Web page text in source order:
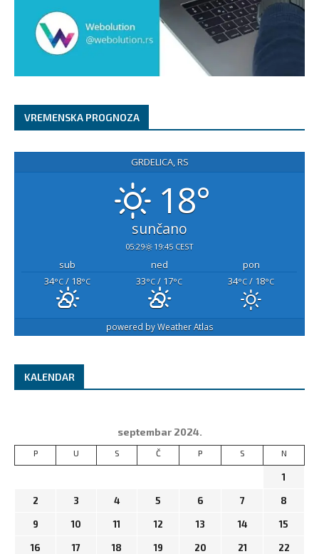
VREMENSKA PROGNOZA
GRDELICA, RS
18°
sunčano
05:29 19:45 CEST
sub ned
pon
34°C / 18°C 33°C / 17°C 34°C / 18°C
powered byWeather Atlas
KALENDAR
septembar 2024.
P U S Č P S N
1
2 3 4 5 6 7 8
9 10 11 12 13 14 15
16 17 18 19 20 21 22